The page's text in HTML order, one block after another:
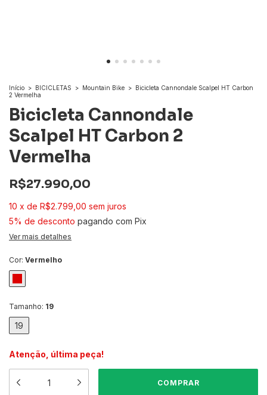
Início > BICICLETAS > Mountain Bike > Bicicleta Cannondale Scalpel HT Carbon
2 Vermelha
Bicicleta Cannondale
Scalpel HT Carbon 2
Vermelha
R$27.990,00
10 x de R$2.799,00 sem juros
5% de desconto pagando com Pix
Ver mais detalhes
Cor: Vermelho
Tamanho: 19
19
Atenção, última peça!